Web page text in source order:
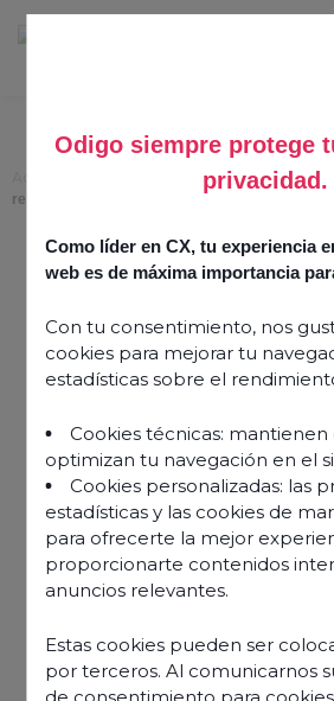
Odigo siempre protege
privacidad.
Como líder en CX, tu experiencia
web es de máxima importancia
Con tu consentimiento, nos
cookies para mejorar tu
estadísticas sobre el
Cookies técnicas:
optimizan tu navegación en el
Cookies personalizadas: las
estadísticas y las cookies de
para ofrecerte la mejor
proporcionarte contenidos
anuncios relevantes.
Estas cookies pueden ser
por terceros. Al comunicarnos
E-commerce : le centre de contacts
relance économique
E-commerce : le
stratégies de
24 novembre